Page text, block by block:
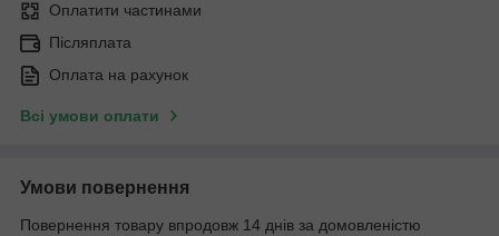
Оплатити частинами
Післяплата
Оплата на рахунок
Всі умови оплати
Умови повернення
Повернення товару впродовж 14 днів за домовленістю